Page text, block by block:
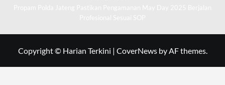
Copyright © Harian Terkini | CoverNewsby AF themes.